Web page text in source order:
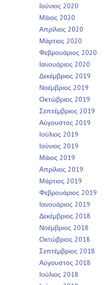
Ιούνιος 2020
Μάιος 2020
Απρίλιος 2020
Μάρτιος 2020
Φεβρουάριος 2020
Ιανουάριος 2020
Δεκέμβριος 2019
Νοέμβριος 2019
Οκτώβριος 2019
Σεπτέμβριος 2019
Αύγουστος 2019
Ιούλιος 2019
Ιούνιος 2019
Μάιος 2019
Απρίλιος 2019
Μάρτιος 2019
Φεβρουάριος 2019
Ιανουάριος 2019
Δεκέμβριος 2018
Νοέμβριος 2018
Οκτώβριος 2018
Σεπτέμβριος 2018
Αύγουστος 2018
Ιούλιος 2018